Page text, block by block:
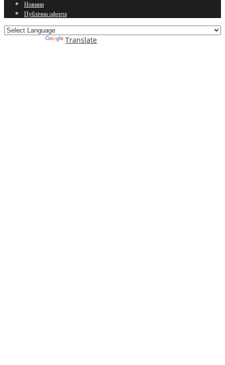
Новини
Публічна оферта
Translate